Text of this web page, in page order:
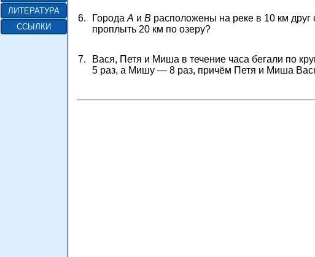
ЛИТЕРАТУРА
ССЫЛКИ
6. Города A и B расположены на реке в 10 км друг
проплыть 20 км по озеру?
7.
Вася, Петя и Миша в течение часа бегали по
5 раз, а Мишу — 8 раз, причём Петя и Миша